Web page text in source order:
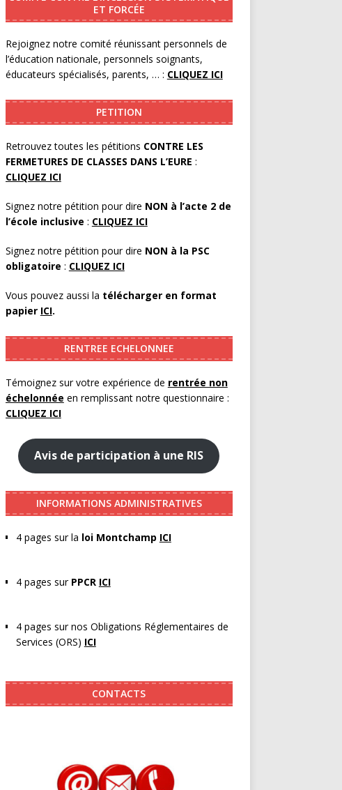
ET FORCÉE
Rejoignez notre comité réunissant personnels de
l’éducation nationale, personnels soignants,
éducateurs spécialisés, parents, … : CLIQUEZ ICI
PETITION
Retrouvez toutes les pétitions CONTRE LES
FERMETURES DE CLASSES DANS L’EURE :
CLIQUEZ ICI
Signez notre pétition pour dire NON à l’acte 2 de
l’école inclusive : CLIQUEZ ICI
Signez notre pétition pour dire NON à la PSC
obligatoire : CLIQUEZ ICI
Vous pouvez aussi la télécharger en format
papier ICI.
RENTREE ECHELONNEE
Témoignez sur votre expérience de rentrée non
échelonnée en remplissant notre questionnaire :
CLIQUEZ ICI
Avis de participation à une RIS
INFORMATIONS ADMINISTRATIVES
4 pages sur la loi Montchamp ICI
4 pages sur PPCR ICI
4 pages sur nos Obligations Réglementaires de
Services (ORS) ICI
CONTACTS